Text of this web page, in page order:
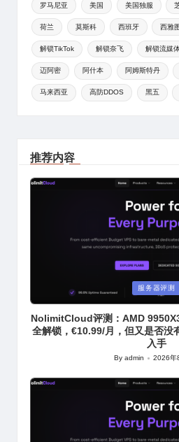
罗马尼亚 美国 美国独服
荷兰 莫斯科 西班牙 西雅图
解锁TikTok 解锁奈飞 解锁流媒
迈阿密 阿什本 阿姆斯特丹
马来西亚 高防DDOS 黑五
推荐内容
Posted
in
服务器评测
NolimitCloud评测：AMD
全解锁，€10.99/月，但又是否没
入手
Posted
Byadmin 2026年